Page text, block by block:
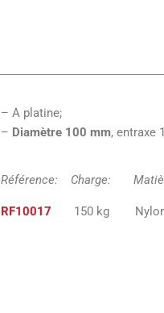
– A platine;
– Diamètre 100 mm, entraxe
Référence:
RF10017 150 kg